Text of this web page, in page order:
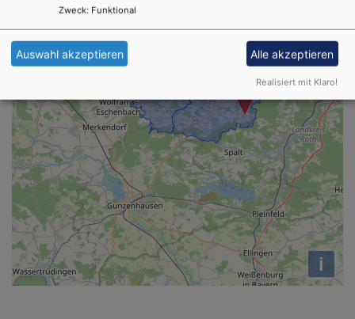
i
Zweck: Funktional
Auswahl akzeptieren Alle akzeptieren
Realisiert mit Klaro!